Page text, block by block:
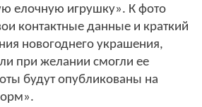
елочную игрушку». К фото
контактные данные и краткий
новогоднего украшения,
при желании смогли ее
будут опубликованы на